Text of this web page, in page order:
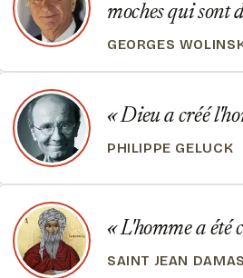
moches qui sont
GEORGES
Dieu a créé
PHILIPPE GELUCK
L'homme a été
SAINT JEAN